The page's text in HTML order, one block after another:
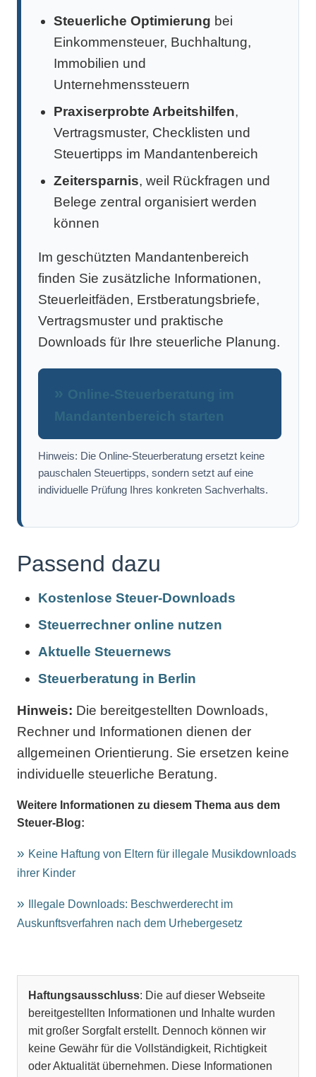
Steuerliche Optimierung bei
Einkommensteuer, Buchhaltung,
Immobilien und
Unternehmenssteuern
Praxiserprobte Arbeitshilfen,
Vertragsmuster, Checklisten und
Steuertipps im Mandantenbereich
Zeitersparnis, weil Rückfragen und
Belege zentral organisiert werden
können
Im geschützten Mandantenbereich
finden Sie zusätzliche Informationen,
Steuerleitfäden, Erstberatungsbriefe,
Vertragsmuster und praktische
Downloads für Ihre steuerliche Planung.
Online-Steuerberatung im
Mandantenbereich starten
Hinweis: Die Online-Steuerberatung ersetzt keine
pauschalen Steuertipps, sondern setzt auf eine
individuelle Prüfung Ihres konkreten Sachverhalts.
Passend dazu
Kostenlose Steuer-Downloads
Steuerrechner online nutzen
Aktuelle Steuernews
Steuerberatung in Berlin
Hinweis: Die bereitgestellten Downloads,
Rechner und Informationen dienen der
allgemeinen Orientierung. Sie ersetzen keine
individuelle steuerliche Beratung.
Weitere Informationen zu diesem Thema aus dem
Steuer-Blog:
Keine Haftung von Eltern für illegale Musikdownloads
ihrer Kinder
Illegale Downloads: Beschwerderecht im
Auskunftsverfahren nach dem Urhebergesetz
Haftungsausschluss: Die auf dieser Webseite
bereitgestellten Informationen und Inhalte wurden
mit großer Sorgfalt erstellt. Dennoch können wir
keine Gewähr für die Vollständigkeit, Richtigkeit
oder Aktualität übernehmen. Diese Informationen